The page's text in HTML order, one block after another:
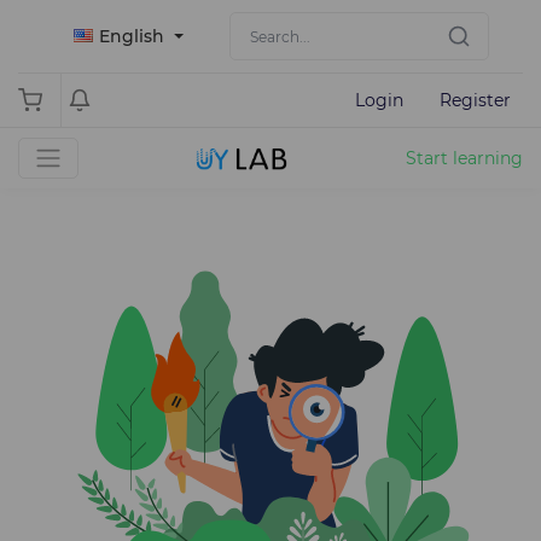
English
Login Register
Start learning